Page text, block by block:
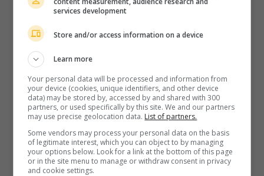
É.-U. 1985. Comédie musicalede Michael Schultz avec
Underwood, Joseph Simmons, Shella E. Un jeune rappeur
met en péril l'avenir de la compagnie de disques de son
frère en voulant favoriser la carrière d'une chanteuse dont il
s'est épris.
Durée: 94 min.
services development
Store and/or access information on a device
Learn more
Your personal data will be processed and information from
your device (cookies, unique identifiers, and other device
data) may be stored by, accessed by and shared with 300
partners, or used specifically by this site. We and our partners
may use precise geolocation data. List of partners.
Some vendors may process your personal data on the basis
of legitimate interest, which you can object to by managing
your options below. Look for a link at the bottom of this page
or in the site menu to manage or withdraw consent in privacy
and cookie settings.